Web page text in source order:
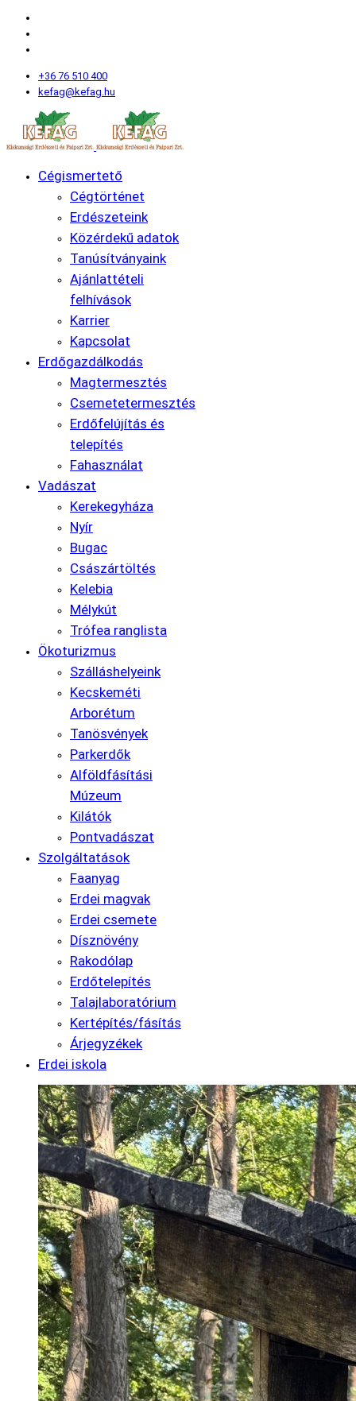
+36 76 510 400
kefag@kefag.hu
Cégismertető
Cégtörténet
Erdészeteink
Közérdekű adatok
Tanúsítványaink
Ajánlattételi
felhívások
Karrier
Kapcsolat
Erdőgazdálkodás
Magtermesztés
Csemetetermesztés
Erdőfelújítás és
telepítés
Fahasználat
Vadászat
Kerekegyháza
Nyír
Bugac
Császártöltés
Kelebia
Mélykút
Trófea ranglista
Ökoturizmus
Szálláshelyeink
Kecskeméti
Arborétum
Tanösvények
Parkerdők
Alföldfásítási
Múzeum
Kilátók
Pontvadászat
Szolgáltatások
Faanyag
Erdei magvak
Erdei csemete
Dísznövény
Rakodólap
Erdőtelepítés
Talajlaboratórium
Kertépítés/fásítás
Árjegyzékek
Erdei iskola